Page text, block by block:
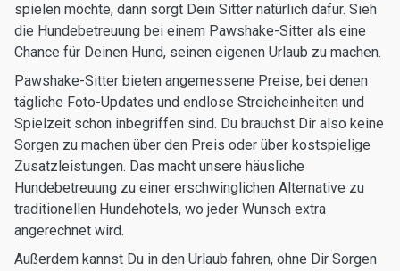
spielen möchte, dann sorgt Dein Sitter natürlich dafür. Sieh
die Hundebetreuung bei einem Pawshake-Sitter als eine
Chance für Deinen Hund, seinen eigenen Urlaub zu machen.
Pawshake-Sitter bieten angemessene Preise, bei denen
tägliche Foto-Updates und endlose Streicheinheiten und
Spielzeit schon inbegriffen sind. Du brauchst Dir also keine
Sorgen zu machen über den Preis oder über kostspielige
Zusatzleistungen. Das macht unsere häusliche
Hundebetreuung zu einer erschwinglichen Alternative zu
traditionellen Hundehotels, wo jeder Wunsch extra
angerechnet wird.
Außerdem kannst Du in den Urlaub fahren, ohne Dir Sorgen